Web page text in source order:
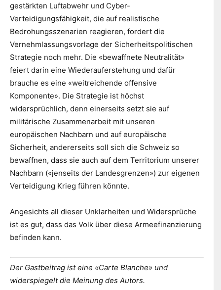
gestärkten Luftabwehr und Cyber-
Verteidigungsfähigkeit, die auf realistische
Bedrohungsszenarien reagieren, fordert die
Vernehmlassungsvorlage der Sicherheitspolitischen
Strategie noch mehr. Die «bewaffnete Neutralität»
feiert darin eine Wiederauferstehung und dafür
brauche es eine «weitreichende offensive
Komponente». Die Strategie ist höchst
widersprüchlich, denn einerseits setzt sie auf
militärische Zusammenarbeit mit unseren
europäischen Nachbarn und auf europäische
Sicherheit, andererseits soll sich die Schweiz so
bewaffnen, dass sie auch auf dem Territorium unserer
Nachbarn («jenseits der Landesgrenzen») zur eigenen
Verteidigung Krieg führen könnte.
Angesichts all dieser Unklarheiten und Widersprüche
ist es gut, dass das Volk über diese Armeefinanzierung
befinden kann.
Der Gastbeitrag ist eine «Carte Blanche» und
widerspiegelt die Meinung des Autors.